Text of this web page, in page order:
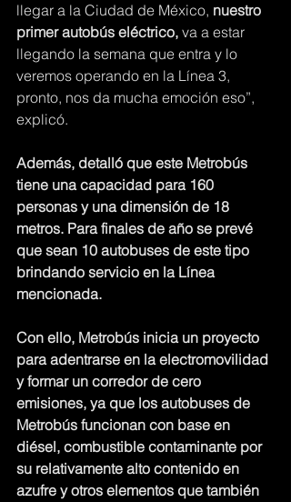
llegar a la Ciudad de México, nuestro
primer autobús eléctrico, va a estar
llegando la semana que entra y lo
veremos operando en la Línea 3,
pronto, nos da mucha emoción eso”,
explicó.
Además, detalló que este Metrobús
tiene una capacidad para 160
personas y una dimensión de 18
metros. Para finales de año se prevé
que sean 10 autobuses de este tipo
brindando servicio en la Línea
mencionada.
Con ello, Metrobús inicia un proyecto
para adentrarse en la electromovilidad
y formar un corredor de cero
emisiones, ya que los autobuses de
Metrobús funcionan con base en
diésel, combustible contaminante por
su relativamente alto contenido en
azufre y otros elementos que también